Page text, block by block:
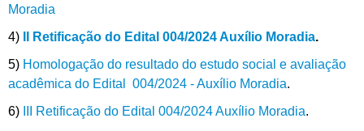
Moradia
4)
II Retificação do Edital 004/2024 Auxílio Moradia.
5) Homologação do resultado do estudo social e avaliação
acadêmica do Edital 004/2024 - Auxílio Moradia.
6)
III Retificação do Edital 004/2024 Auxílio Moradia.